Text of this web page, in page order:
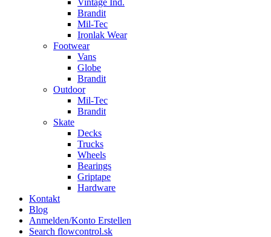
Vintage Ind.
Brandit
Mil-Tec
Ironlak Wear
Footwear
Vans
Globe
Brandit
Outdoor
Mil-Tec
Brandit
Skate
Decks
Trucks
Wheels
Bearings
Griptape
Hardware
Kontakt
Blog
Anmelden/Konto Erstellen
Search flowcontrol.sk